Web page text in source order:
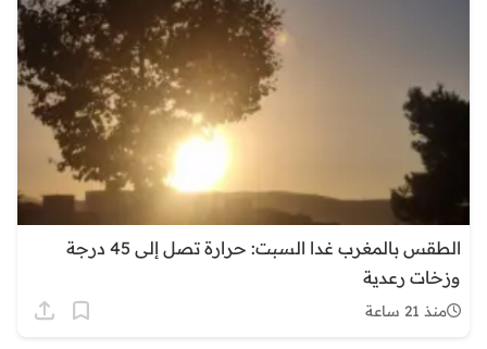
الطقس بالمغرب غدا السبت: حرارة تصل إلى 45 درجة
وزخات رعدية
منذ 21 ساعة